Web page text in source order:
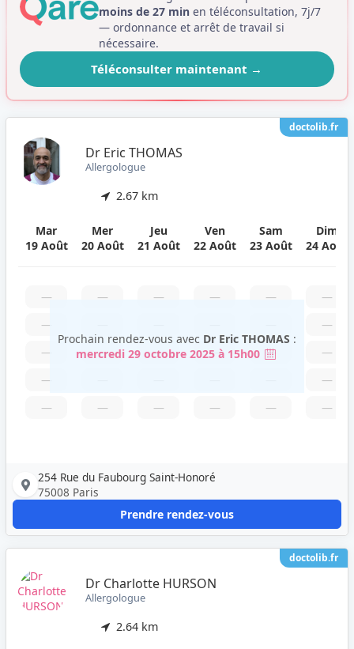
moins de 27 min en téléconsultation, 7j/7
— ordonnance et arrêt de travail si
nécessaire.
Téléconsulter maintenant →
doctolib.fr
Dr Eric THOMAS
Allergologue
2.67 km
Mar
19 Août
Mer
20 Août
Jeu
21 Août
Ven
22 Août
Sam
23 Août
Dim
24 Août
—
—
—
—
—
—
—
—
—
—
—
—
—
—
—
—
—
—
—
—
—
—
Prochain rendez-vous avec Dr Eric THOMAS :
mercredi 29 octobre 2025 à 15h00
254 Rue du Faubourg Saint-Honoré
75008 Paris
Prendre rendez-vous
doctolib.fr
Dr Charlotte HURSON
Allergologue
2.64 km